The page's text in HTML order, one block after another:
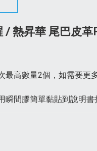
/ 熱昇華 尾巴皮革
最高數量2個，如需要更
瞬間膠簡單黏貼到說明書